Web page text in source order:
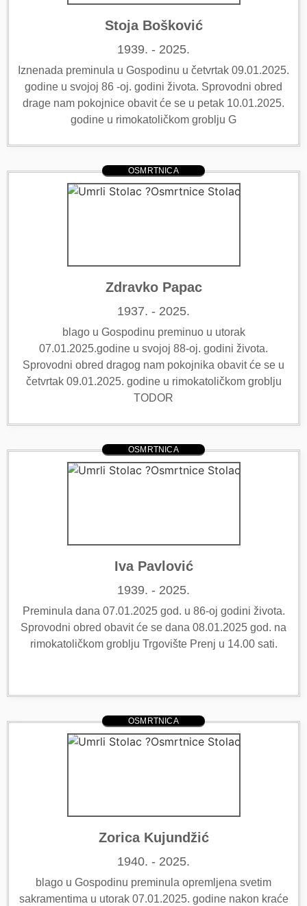
Stoja Bošković
1939. - 2025.
Iznenada preminula u Gospodinu u četvrtak 09.01.2025.
godine u svojoj 86 -oj. godini života. Sprovodni obred
drage nam pokojnice obavit će se u petak 10.01.2025.
godine u rimokatoličkom groblju G
OSMRTNICA
Zdravko Papac
1937. - 2025.
blago u Gospodinu preminuo u utorak
07.01.2025.godine u svojoj 88-oj. godini života.
Sprovodni obred dragog nam pokojnika obavit će se u
četvrtak 09.01.2025. godine u rimokatoličkom groblju
TODOR
OSMRTNICA
Iva Pavlović
1939. - 2025.
Preminula dana 07.01.2025 god. u 86-oj godini života.
Sprovodni obred obavit će se dana 08.01.2025 god. na
rimokatoličkom groblju Trgovište Prenj u 14.00 sati.
OSMRTNICA
Zorica Kujundžić
1940. - 2025.
blago u Gospodinu preminula opremljena svetim
sakramentima u utorak 07.01.2025. godine nakon kraće